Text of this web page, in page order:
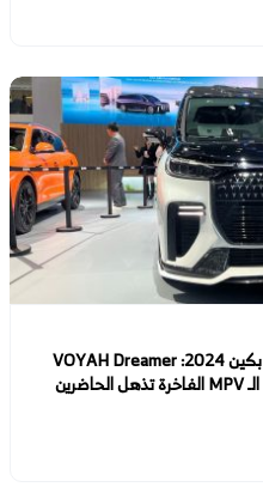
جولة شبكة السيارات الصينية بمعرض بكين 2024: VOYAH Dreamer